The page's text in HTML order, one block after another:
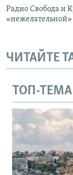
Радио Свобода и
ЧИТАЙТЕ
ТОП-ТЕМА